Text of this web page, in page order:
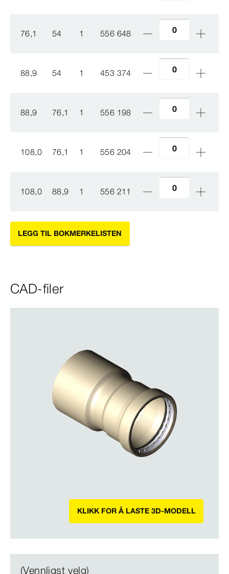
76,1 54 1 556 648
88,9 54 1 453 374
88,9 76,1 1 556 198
108,0 76,1 1 556 204
108,0 88,9 1 556 211
LEGG TIL BOKMERKELISTEN
CAD-filer
KLIKK FOR Å LASTE 3D-MODELL
(Vennligst velg)